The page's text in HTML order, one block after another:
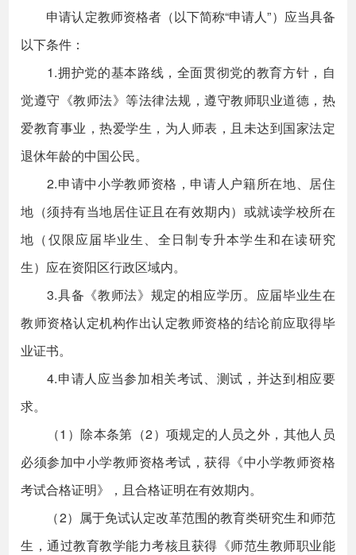
申请认定教师资格者（以下简称“申请人”）应当具备
以下条件：
1.拥护党的基本路线，全面贯彻党的教育方针，自
觉遵守《教师法》等法律法规，遵守教师职业道德，热
爱教育事业，热爱学生，为人师表，且未达到国家法定
退休年龄的中国公民。
2.申请中小学教师资格，申请人户籍所在地、居住
地（须持有当地居住证且在有效期内）或就读学校所在
地（仅限应届毕业生、全日制专升本学生和在读研究
生）应在资阳区行政区域内。
3.具备《教师法》规定的相应学历。应届毕业生在
教师资格认定机构作出认定教师资格的结论前应取得毕
业证书。
4.申请人应当参加相关考试、测试，并达到相应要
求。
（1）除本条第（2）项规定的人员之外，其他人员
必须参加中小学教师资格考试，获得《中小学教师资格
考试合格证明》，且合格证明在有效期内。
（2）属于免试认定改革范围的教育类研究生和师范
生，通过教育教学能力考核且获得《师范生教师职业能